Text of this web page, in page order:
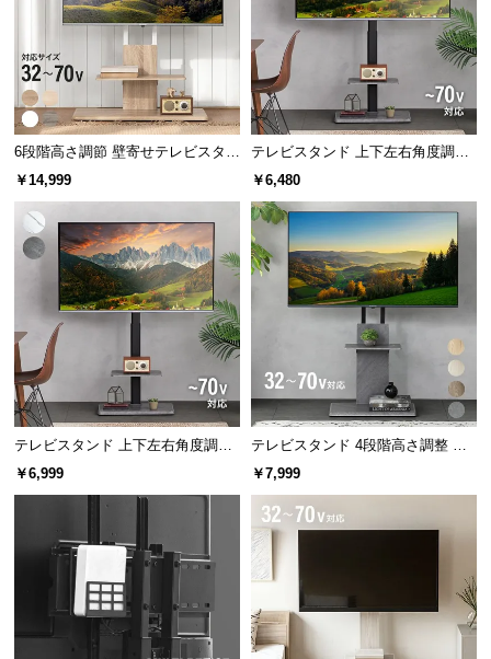
に
い
て
搬
入
経
つ
い
て
返
品・
キ
ャ
つ
い
6段階高さ調節 壁寄せテレビスタン
ド キャスター付き 左右角度調節機
￥14,999
テレビスタンド 上下左右角度調節
32~70V対応
￥6,480
テレビスタンド 上下左右角度調節
32~70V対応
￥6,999
テレビスタンド 4段階高さ調整 上
下左右角度調節 32~70V対応
￥7,999